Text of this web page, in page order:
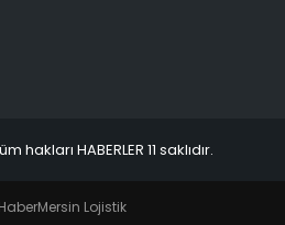
HABERLER 11 saklıdır.
Mersin Lojistik